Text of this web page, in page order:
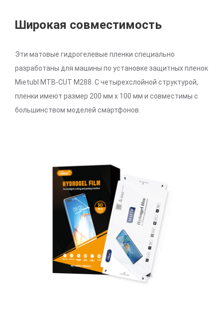
Широкая совместимость
Эти матовые гидрогелевые пленки специально
разработаны для машины по установке защитных пленок
Mietubl MTB-CUT M288. С четырехслойной структурой,
пленки имеют размер 200 мм x 100 мм и совместимы с
большинством моделей смартфонов.